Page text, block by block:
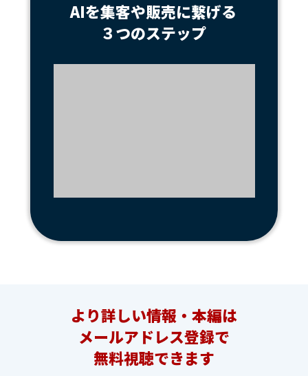
AIを集客や販売に繋げる
３つのステップ
より詳しい情報・本編は
メールアドレス登録で
無料視聴できます